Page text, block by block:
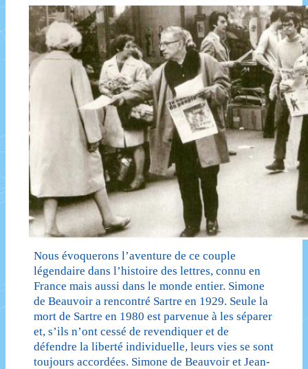
Nous évoquerons l’aventure de ce couple
légendaire dans l’histoire des lettres, connu en
France mais aussi dans le monde entier. Simone
de Beauvoir a rencontré Sartre en 1929. Seule la
mort de Sartre en 1980 est parvenue à les séparer
et, s’ils n’ont cessé de revendiquer et de
défendre la liberté individuelle, leurs vies se sont
toujours accordées. Simone de Beauvoir et Jean-